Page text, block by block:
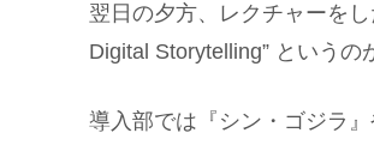
翌日の夕方、レクチャーを
Digital Storytelling” というの
導入部では『シン・ゴジラ